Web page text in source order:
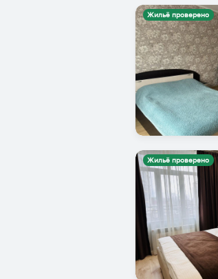
Жильё проверено
Жильё проверено